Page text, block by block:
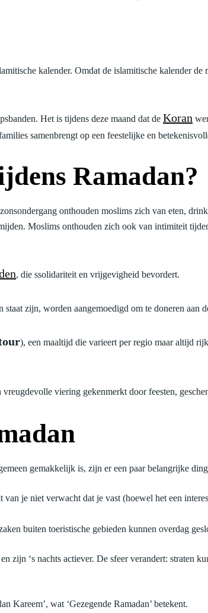
kalender. Omdat de islamitische kalender
Het is tijdens deze maand dat de Koran
samenbrengt op een feestelijke en
Ramadan?
onthouden moslims zich van eten,
Moslims onthouden zich ook van intimiteit
, die ssolidariteit en vrijgevigheid bevordert.
zijn, worden aangemoedigd om te doneren aan
), een maaltijd die varieert per regio maar altijd
vreugdevolle viering gekenmerkt door feesten,
gemakkelijk is, zijn er een paar belangrijke
je niet verwacht dat je vast (hoewel het een
buiten toeristische gebieden kunnen overdag
zijn ‘s nachts actiever. De sfeer verandert: straten
Kareem’, wat ‘Gezegende Ramadan’ betekent.